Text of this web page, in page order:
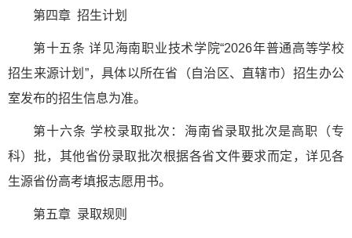
第四章 招生计划
第十五条 详见海南职业技术学院“2026年普通高等学校
招生来源计划”，具体以所在省（自治区、直辖市）招生办公
室发布的招生信息为准。
第十六条 学校录取批次：海南省录取批次是高职（专
科）批，其他省份录取批次根据各省文件要求而定，详见各
生源省份高考填报志愿用书。
第五章 录取规则